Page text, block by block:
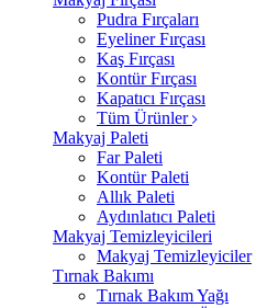
Pudra Fırçaları
Eyeliner Fırçası
Kaş Fırçası
Kontür Fırçası
Kapatıcı Fırçası
Tüm Ürünler
Makyaj Paleti
Far Paleti
Kontür Paleti
Allık Paleti
Aydınlatıcı Paleti
Makyaj Temizleyicileri
Makyaj Temizleyiciler
Tırnak Bakımı
Tırnak Bakım Yağı